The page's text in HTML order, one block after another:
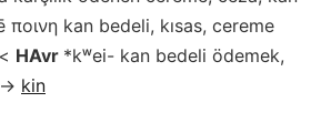
ποινη kan bedeli, kısas, cereme
< HAvr *kʷei- kan bedeli ödemek,
→ kin